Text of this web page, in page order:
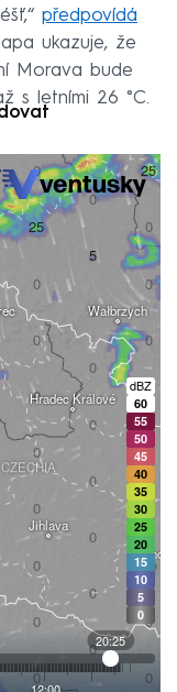
předpovídá
ukazuje, že
Morava bude
s letními 26 °C.